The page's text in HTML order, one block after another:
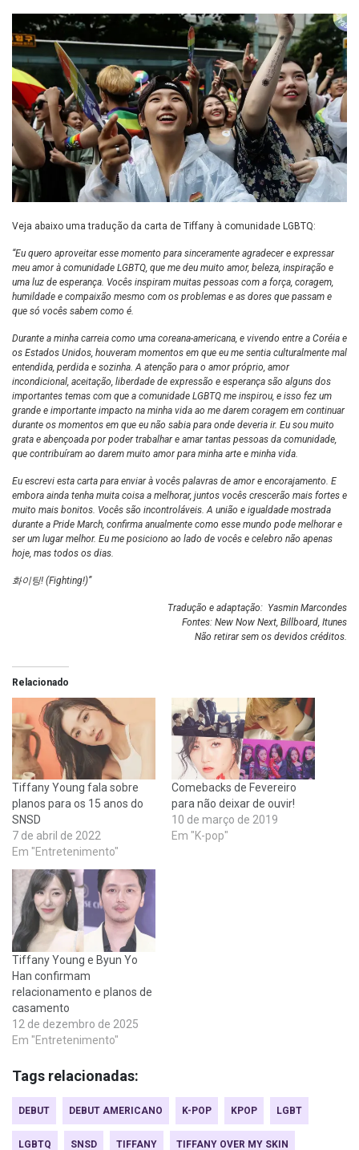
Veja abaixo uma tradução da carta de Tiffany à comunidade LGBTQ:
“Eu quero aproveitar esse momento para sinceramente agradecer e expressar
meu amor à comunidade LGBTQ, que me deu muito amor, beleza, inspiração e
uma luz de esperança. Vocês inspiram muitas pessoas com a força, coragem,
humildade e compaixão mesmo com os problemas e as dores que passam e
que só vocês sabem como é.
Durante a minha carreia como uma coreana-americana, e vivendo entre a Coréia e
os Estados Unidos, houveram momentos em que eu me sentia culturalmente mal
entendida, perdida e sozinha. A atenção para o amor próprio, amor
incondicional, aceitação, liberdade de expressão e esperança são alguns dos
importantes temas com que a comunidade LGBTQ me inspirou, e isso fez um
grande e importante impacto na minha vida ao me darem coragem em continuar
durante os momentos em que eu não sabia para onde deveria ir. Eu sou muito
grata e abençoada por poder trabalhar e amar tantas pessoas da comunidade,
que contribuíram ao darem muito amor para minha arte e minha vida.
Eu escrevi esta carta para enviar à vocês palavras de amor e encorajamento. E
embora ainda tenha muita coisa a melhorar, juntos vocês crescerão mais fortes e
muito mais bonitos. Vocês são incontroláveis. A união e igualdade mostrada
durante a Pride March, confirma anualmente como esse mundo pode melhorar e
ser um lugar melhor. Eu me posiciono ao lado de vocês e celebro não apenas
hoje, mas todos os dias.
화이팅! (Fighting!)”
Tradução e adaptação: Yasmin Marcondes
Fontes: New Now Next, Billboard, Itunes
Não retirar sem os devidos créditos.
Relacionado
Tiffany Young fala sobre
planos para os 15 anos do
SNSD
7 de abril de 2022
Em "Entretenimento"
Comebacks de Fevereiro
para não deixar de ouvir!
10 de março de 2019
Em "K-pop"
Tiffany Young e Byun Yo
Han confirmam
relacionamento e planos de
casamento
12 de dezembro de 2025
Em "Entretenimento"
Tags relacionadas:
DEBUT DEBUT AMERICANO K-POP KPOP LGBT
LGBTQ SNSD TIFFANY TIFFANY OVER MY SKIN